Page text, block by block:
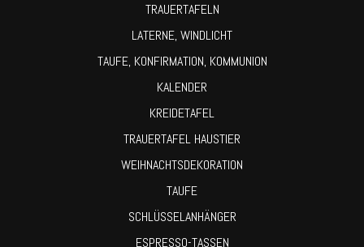
TRAUERTAFELN
LATERNE, WINDLICHT
TAUFE, KONFIRMATION, KOMMUNION
KALENDER
KREIDETAFEL
TRAUERTAFEL HAUSTIER
WEIHNACHTSDEKORATION
TAUFE
SCHLÜSSELANHÄNGER
ESPRESSO-TASSEN